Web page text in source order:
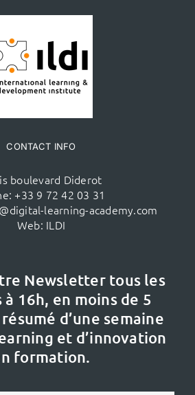
CONTACT INFO
boulevard Diderot
+33 9 72 42 03 31
learning-academy.com
Web: ILDI
Newsletter tous les
16h, en moins de 5
d’une semaine
et d’innovation
formation.